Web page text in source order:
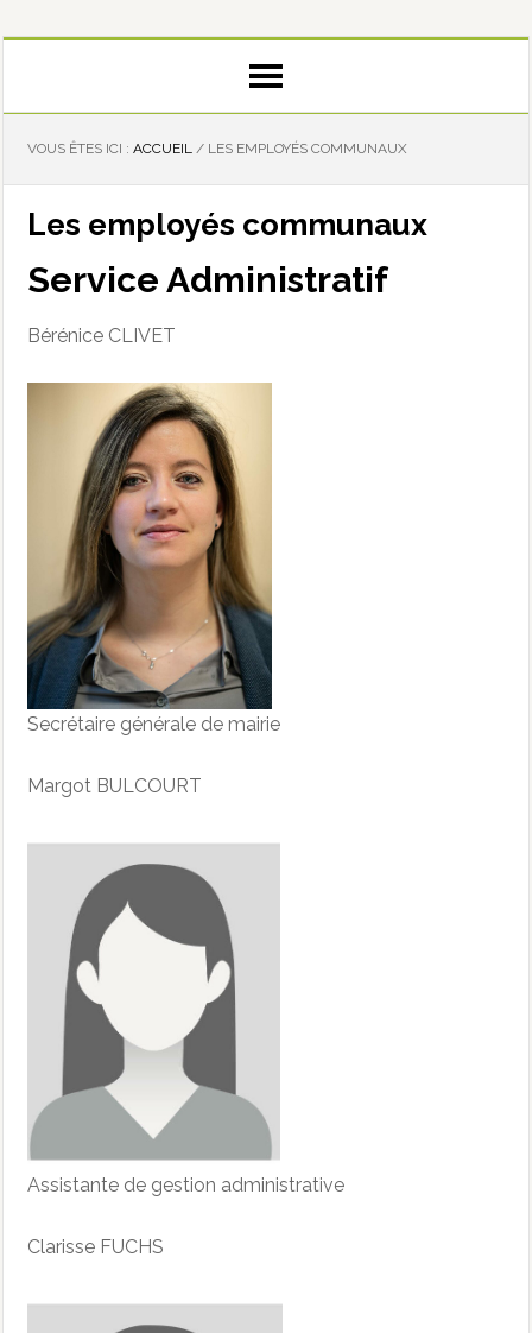
VOUS ÊTES ICI :ACCUEIL / LES EMPLOYÉS COMMUNAUX
Les employés communaux
Service Administratif
Bérénice CLIVET
Secrétaire générale de mairie
Margot BULCOURT
Assistante de gestion administrative
Clarisse FUCHS